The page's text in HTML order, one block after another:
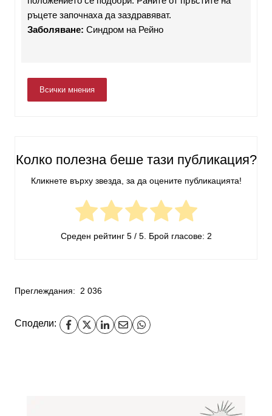
ръцете започнаха да заздравяват.
Заболяване: Синдром на Рейно
Всички мнения
Колко полезна беше тази публикация?
Кликнете върху звезда, за да оцените публикацията!
Среден рейтинг 5/ 5. Брой гласове: 2
Преглеждания: 2 036
Сподели: